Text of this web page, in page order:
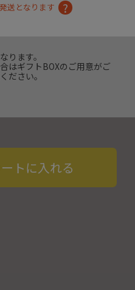
送となります
ります。
はギフトBOXのご用意がご
ださい。
トに入れる